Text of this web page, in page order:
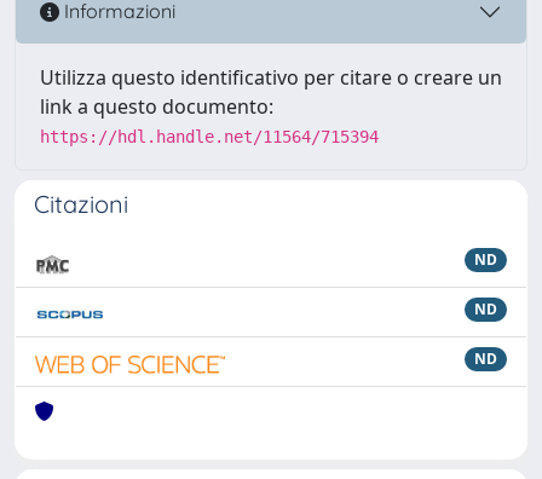
Informazioni
Utilizza questo identificativo per citare o creare un
link a questo documento:
https://hdl.handle.net/11564/715394
Citazioni
ND
ND
ND